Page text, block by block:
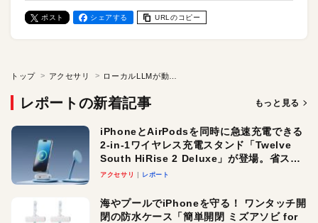
ポスト シェアする URLのコピー
トップ アクセサリ
レポートの新着記事 もっと見る
iPhoneとAirPodsを同時に急速充電できる
2-in-1ワイヤレス充電スタンド「Twelve
South HiRise 2 Deluxe」が登場。省スペ
ースでおしゃれに充電したい人にオスス
アクセサリ レポート
海やプールでiPhoneを守る！ ワンタッチ開
閉の防水ケース「簡単開閉 ミズアソビ for